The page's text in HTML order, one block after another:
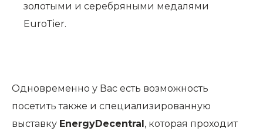
золотыми и серебряными медалями
EuroTier.
Одновременно у Вас есть возможность
посетить также и специализированную
выставку EnergyDecentral, которая проходит